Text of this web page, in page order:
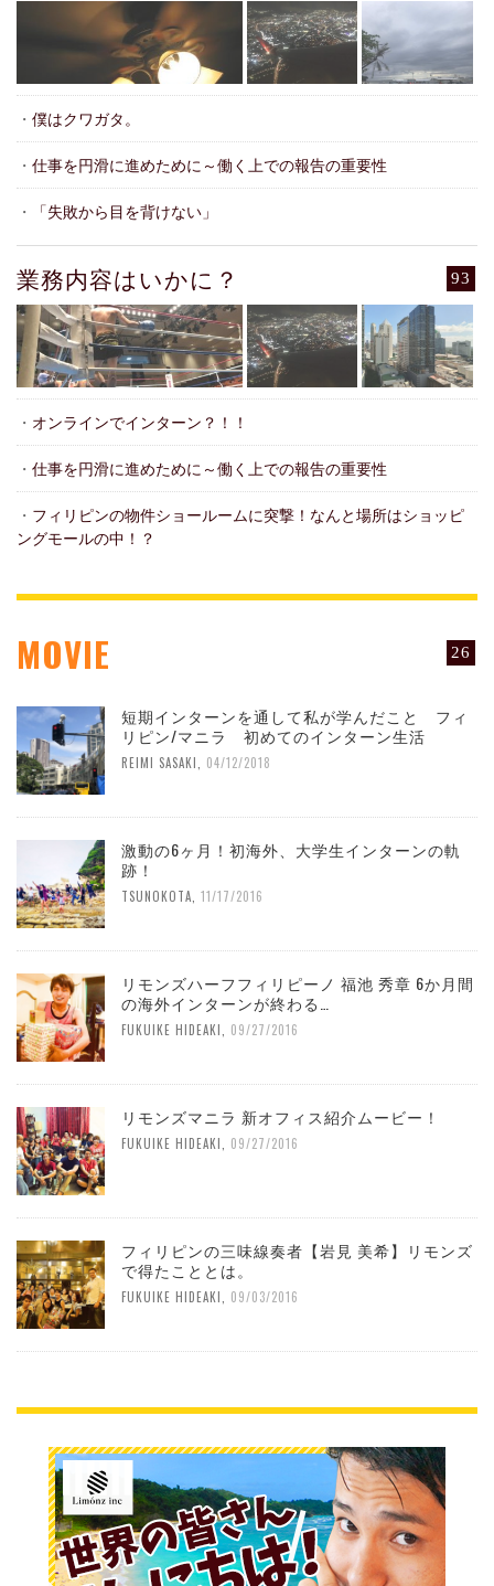
・ 僕はクワガタ。
・ 仕事を円滑に進めために～働く上での報告の重要性
・ 「失敗から目を背けない」
93
業務内容はいかに？
・ オンラインでインターン？！！
・ 仕事を円滑に進めために～働く上での報告の重要性
・ フィリピンの物件ショールームに突撃！なんと場所はショッピ
ングモールの中！？
26
MOVIE
短期インターンを通して私が学んだこと フィ
リピン/マニラ 初めてのインターン生活
REIMI SASAKI 04/12/2018
激動の6ヶ月！初海外、大学生インターンの軌
跡！
TSUNOKOTA 11/17/2016
リモンズハーフフィリピーノ 福池 秀章 6か月間
の海外インターンが終わる…
FUKUIKE HIDEAKI 09/27/2016
リモンズマニラ 新オフィス紹介ムービー！
FUKUIKE HIDEAKI 09/27/2016
フィリピンの三味線奏者【岩見 美希】リモンズ
で得たこととは。
FUKUIKE HIDEAKI 09/03/2016